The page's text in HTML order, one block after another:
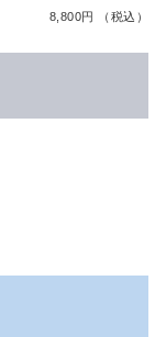
8,800円 （税込）